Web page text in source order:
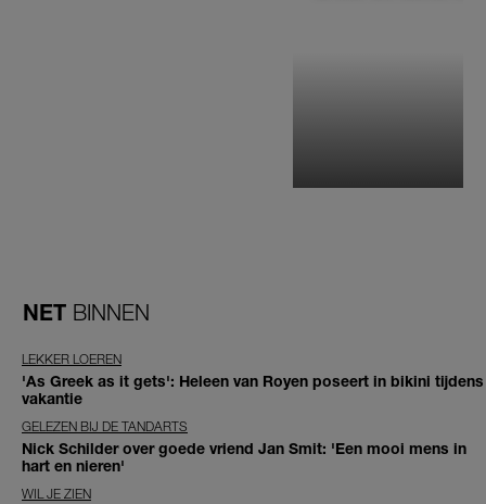
NET BINNEN
LEKKER LOEREN
'As Greek as it gets': Heleen van Royen poseert in bikini tijdens
vakantie
GELEZEN BIJ DE TANDARTS
Nick Schilder over goede vriend Jan Smit: 'Een mooi mens in
hart en nieren'
WIL JE ZIEN